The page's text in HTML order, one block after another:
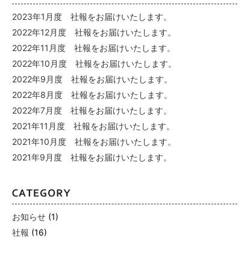
2023年1月度 社報をお届けいたします。
2022年12月度 社報をお届けいたします。
2022年11月度 社報をお届けいたします。
2022年10月度 社報をお届けいたします。
2022年9月度 社報をお届けいたします。
2022年8月度 社報をお届けいたします。
2022年7月度 社報をお届けいたします。
2021年11月度 社報をお届けいたします。
2021年10月度 社報をお届けいたします。
2021年9月度 社報をお届けいたします。
お知らせ (1)
社報 (16)